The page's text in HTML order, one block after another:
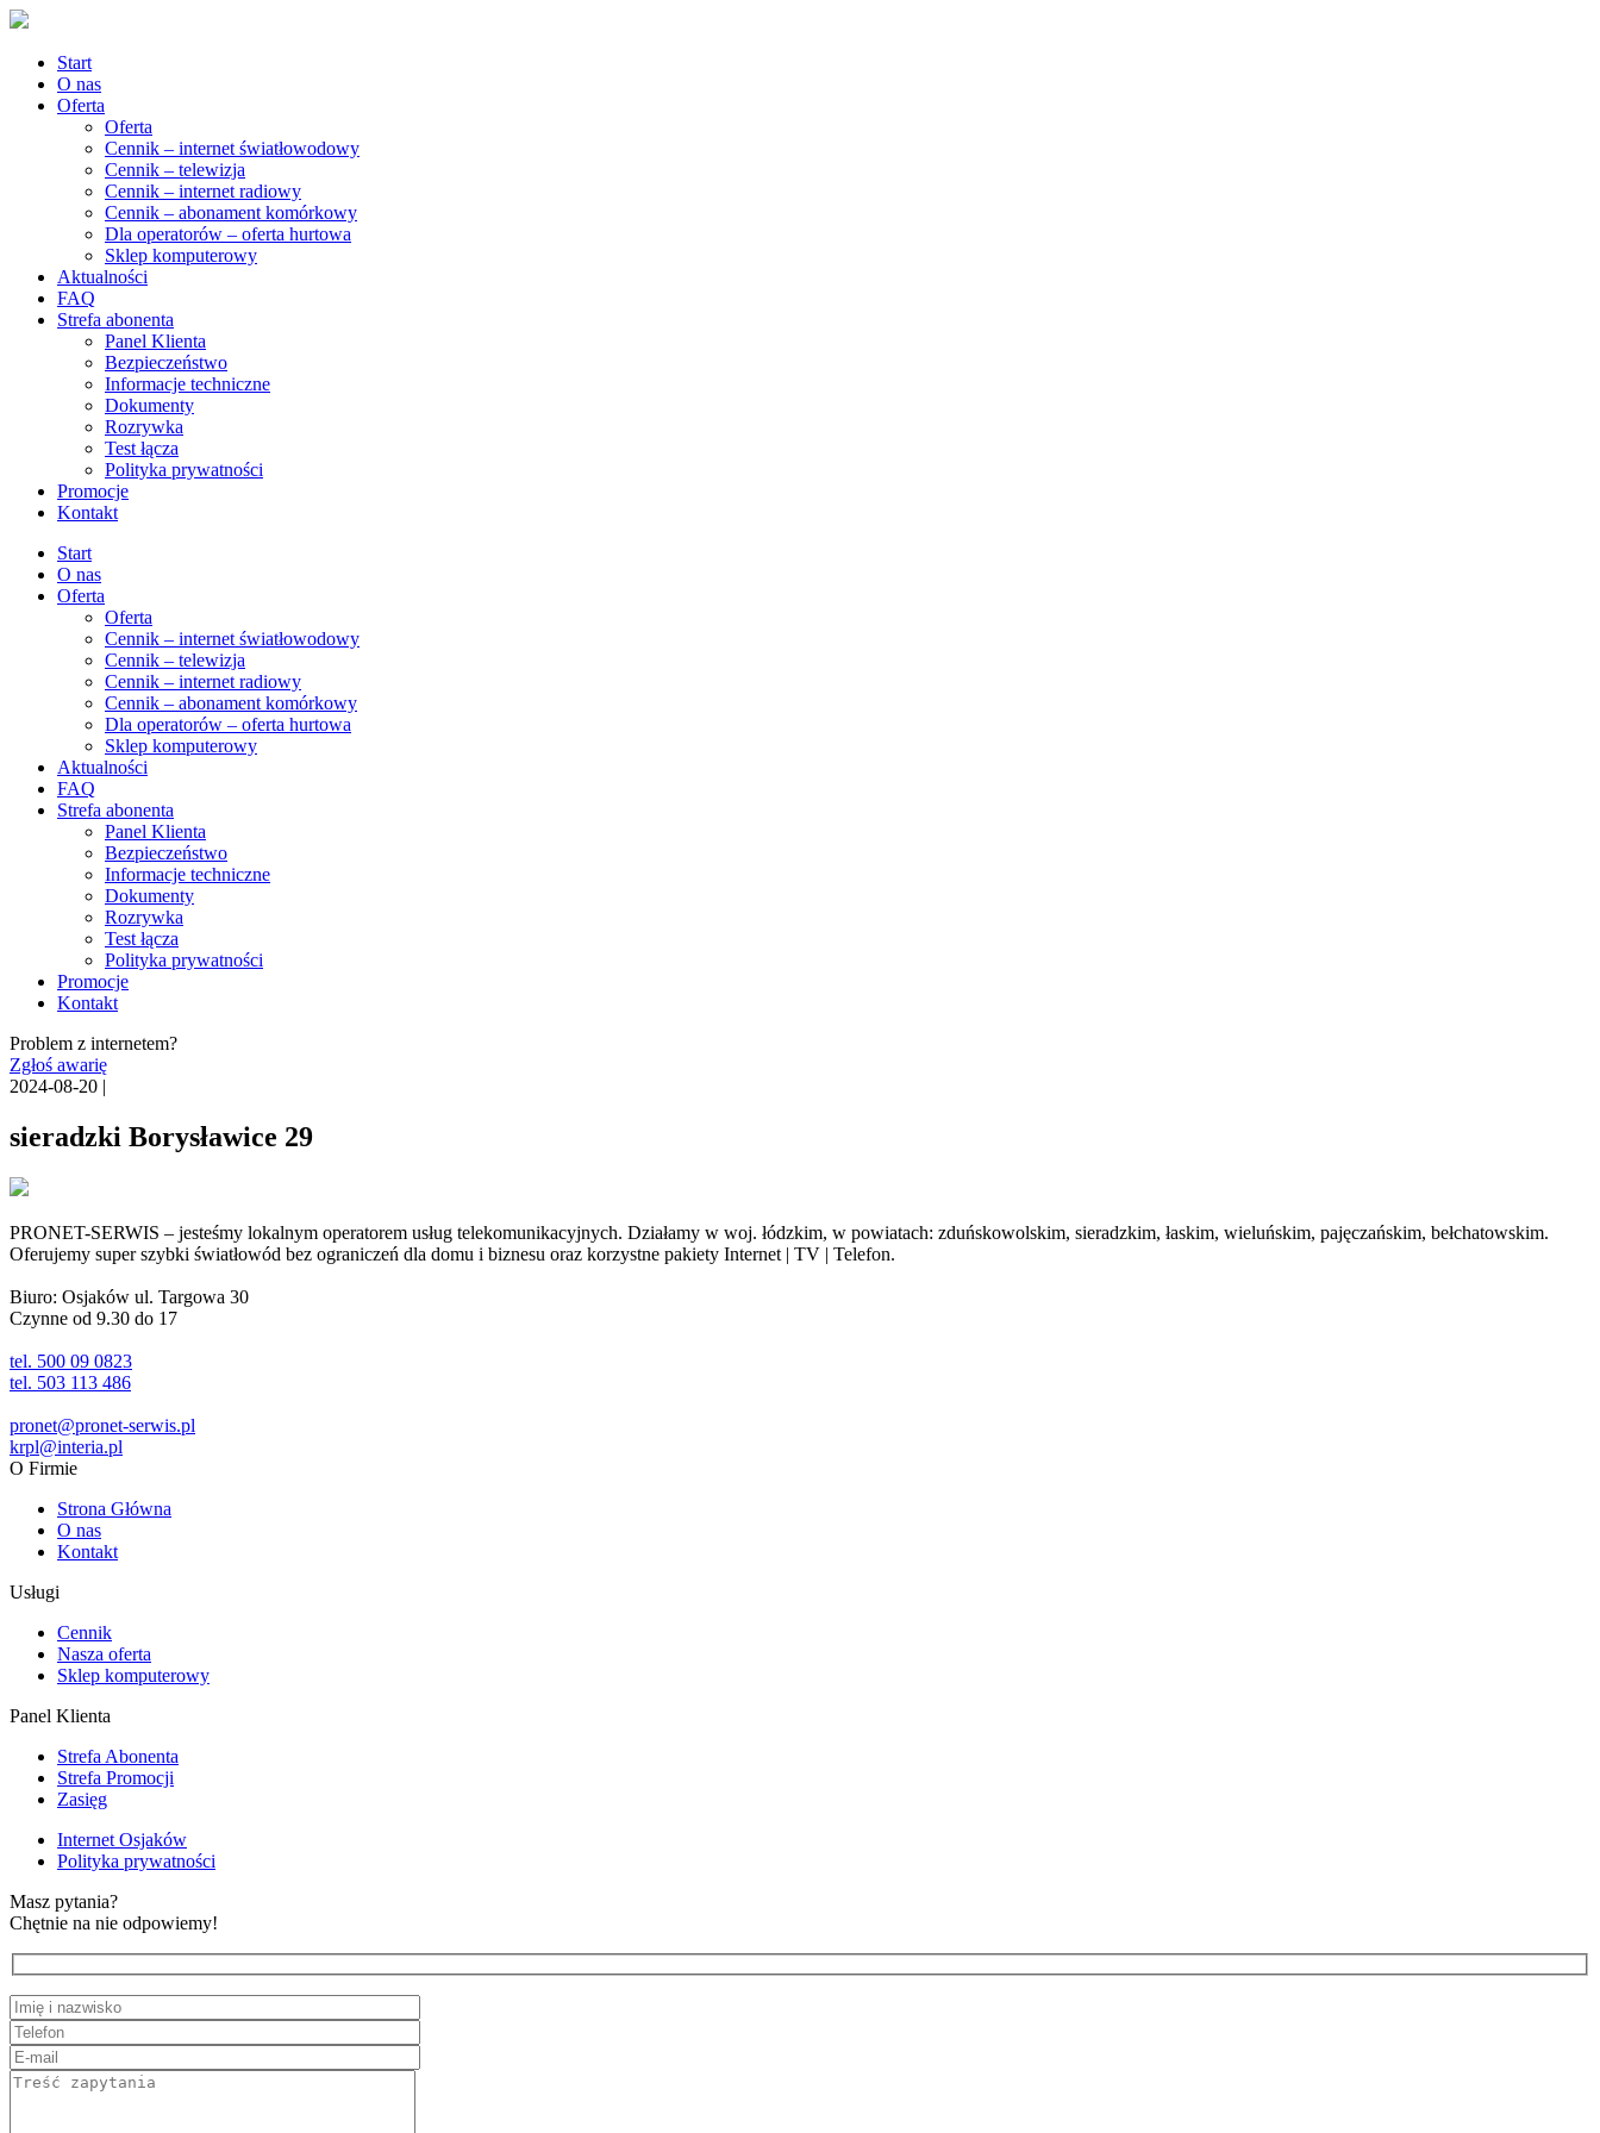
Start
O nas
Oferta
Oferta
Cennik – internet światłowodowy
Cennik – telewizja
Cennik – internet radiowy
Cennik – abonament komórkowy
Dla operatorów – oferta hurtowa
Sklep komputerowy
Aktualności
FAQ
Strefa abonenta
Panel Klienta
Bezpieczeństwo
Informacje techniczne
Dokumenty
Rozrywka
Test łącza
Polityka prywatności
Promocje
Kontakt
Start
O nas
Oferta
Oferta
Cennik – internet światłowodowy
Cennik – telewizja
Cennik – internet radiowy
Cennik – abonament komórkowy
Dla operatorów – oferta hurtowa
Sklep komputerowy
Aktualności
FAQ
Strefa abonenta
Panel Klienta
Bezpieczeństwo
Informacje techniczne
Dokumenty
Rozrywka
Test łącza
Polityka prywatności
Promocje
Kontakt
Problem z internetem?
Zgłoś awarię
2024-08-20 |
sieradzki Borysławice 29
PRONET-SERWIS – jesteśmy lokalnym operatorem usług telekomunikacyjnych. Działamy w woj. łódzkim, w powiatach: zduńskowolskim, sieradzkim, łaskim, wieluńskim, pajęczańskim, bełchatowskim.
Oferujemy super szybki światłowód bez ograniczeń dla domu i biznesu oraz korzystne pakiety Internet | TV | Telefon.
Biuro: Osjaków ul. Targowa 30
Czynne od 9.30 do 17
tel. 500 09 0823
tel. 503 113 486
pronet@pronet-serwis.pl
krpl@interia.pl
O Firmie
Strona Główna
O nas
Kontakt
Usługi
Cennik
Nasza oferta
Sklep komputerowy
Panel Klienta
Strefa Abonenta
Strefa Promocji
Zasięg
Internet Osjaków
Polityka prywatności
Masz pytania?
Chętnie na nie odpowiemy!